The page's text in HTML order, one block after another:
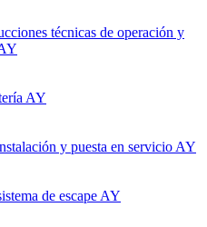
técnicas de operación y
AY
y puesta en servicio AY
de escape AY